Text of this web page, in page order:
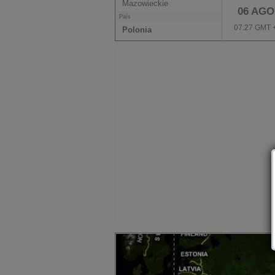
06
07:27 GMT
Mazowieckie
País
Polonia